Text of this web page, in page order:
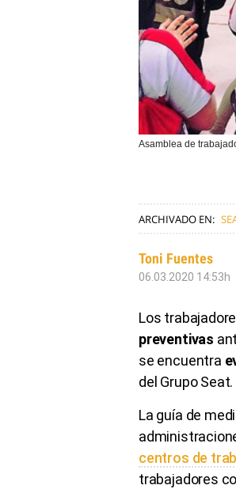
Asamblea de
ARCHIVADO EN:
Toni Fuentes
06.03.2020 14:53h
Los
preventivas
se encuentra
del Grupo Seat.
La guía de
centros de
trabajadores